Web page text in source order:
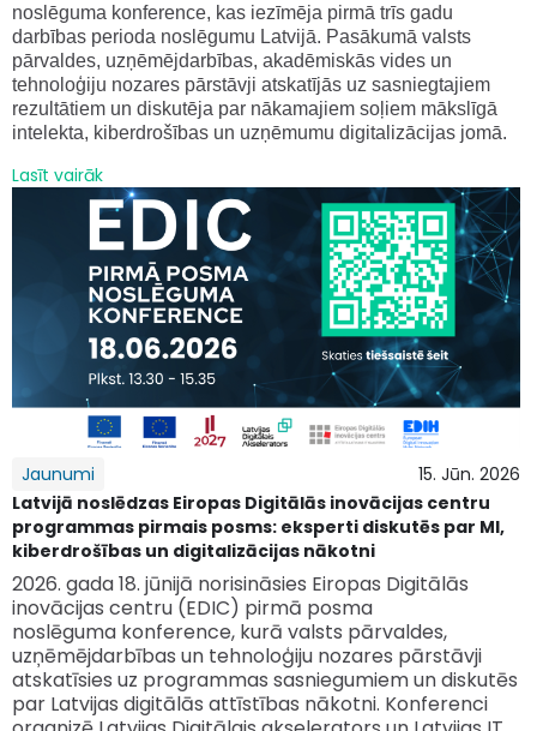
noslēguma konference, kas iezīmēja pirmā trīs gadu
darbības perioda noslēgumu Latvijā. Pasākumā valsts
pārvaldes, uzņēmējdarbības, akadēmiskās vides un
tehnoloģiju nozares pārstāvji atskatījās uz sasniegtajiem
rezultātiem un diskutēja par nākamajiem soļiem mākslīgā
intelekta, kiberdrošības un uzņēmumu digitalizācijas jomā.
Lasīt vairāk
Jaunumi
15. Jūn. 2026
Latvijā noslēdzas Eiropas Digitālās inovācijas centru
programmas pirmais posms: eksperti diskutēs par MI,
kiberdrošības un digitalizācijas nākotni
2026. gada 18. jūnijā norisināsies Eiropas Digitālās
inovācijas centru (EDIC) pirmā posma
noslēguma konference, kurā valsts pārvaldes,
uzņēmējdarbības un tehnoloģiju nozares pārstāvji
atskatīsies uz programmas sasniegumiem un diskutēs
par Latvijas digitālās attīstības nākotni. Konferenci